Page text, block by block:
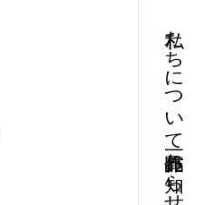
私たちについて
お知らせ